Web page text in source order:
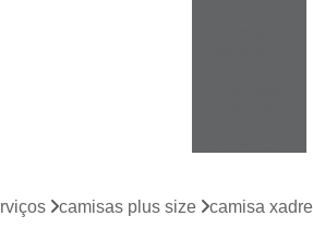
camisas plus size camisa